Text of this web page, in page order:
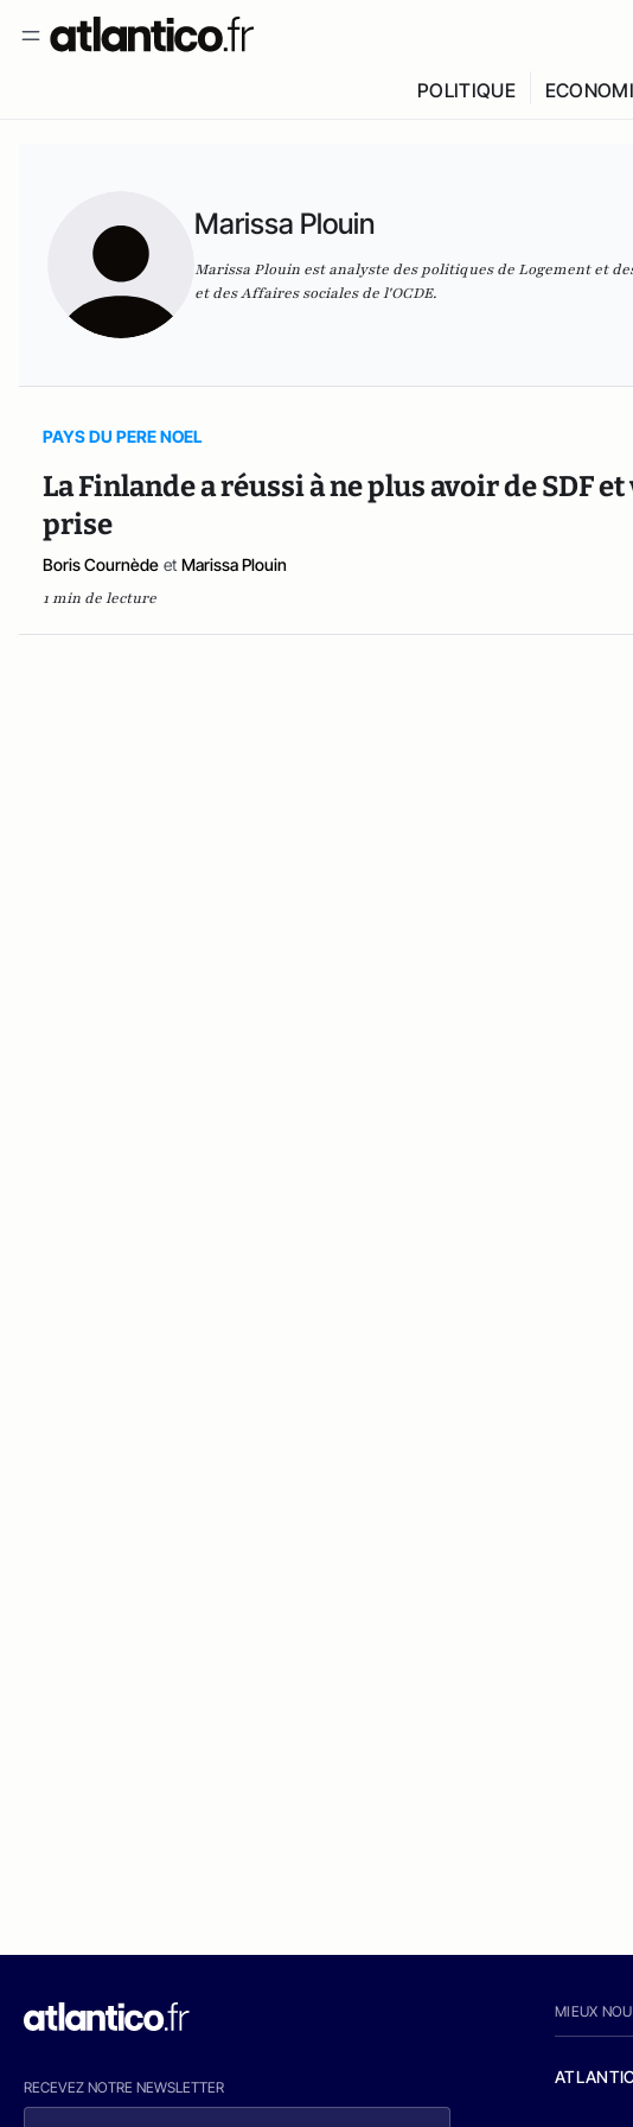
POLITIQUE
Marissa Plouin
Marissa Plouin est analyste des politiques de Logement et
et des Affaires sociales de l'OCDE.
PAYS DU PERE NOEL
La Finlande a réussi à ne plus avoir de SDF
prise
Boris Cournède et Marissa Plouin
1 min de lecture
RECEVEZ NOTRE NEWSLETTER
MIEUX